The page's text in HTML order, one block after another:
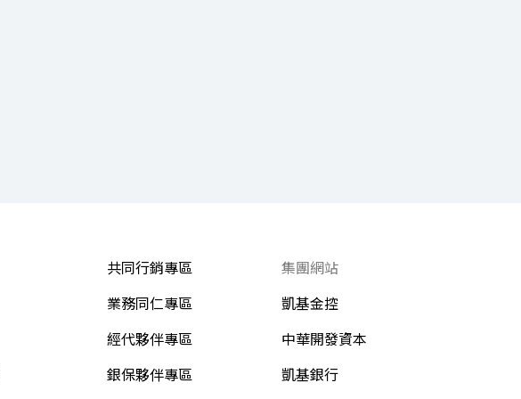
共同行銷專區
業務同仁專區
經代夥伴專區
銀保夥伴專區
集團網站
凱基金控
中華開發資本
凱基銀行